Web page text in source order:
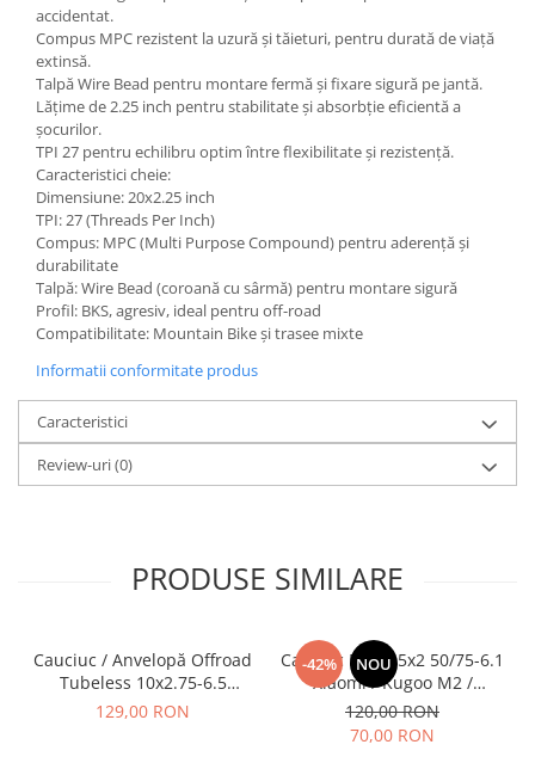
accidentat.
Compus MPC rezistent la uzură și tăieturi, pentru durată de viață
extinsă.
Talpă Wire Bead pentru montare fermă și fixare sigură pe jantă.
Lățime de 2.25 inch pentru stabilitate și absorbție eficientă a
șocurilor.
TPI 27 pentru echilibru optim între flexibilitate și rezistență.
Caracteristici cheie:
Dimensiune: 20x2.25 inch
TPI: 27 (Threads Per Inch)
Compus: MPC (Multi Purpose Compound) pentru aderență și
durabilitate
Talpă: Wire Bead (coroană cu sârmă) pentru montare sigură
Profil: BKS, agresiv, ideal pentru off-road
Compatibilitate: Mountain Bike și trasee mixte
Informatii conformitate produs
Caracteristici
Review-uri(0)
PRODUSE SIMILARE
Cauciuc / Anvelopă Offroad
Tubeless 10x2.75-6.5
KuKirin G2/G2 Master 2025
129,00 RON
-42% NOU
Cauciuc Plin 8.5x2 50/75-6.1
Xiaomi / Kugoo M2 /
Ducati/Evergreen/Motus/
120,00 RON
70,00 RON